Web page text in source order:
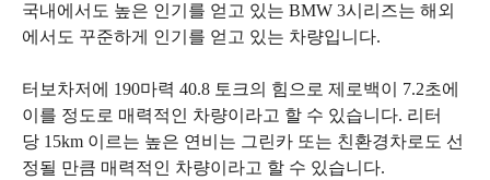
국내에서도 높은 인기를 얻고 있는 BMW 3시리즈는 해외
에서도 꾸준하게 인기를 얻고 있는 차량입니다.
터 보차저에 190마력 40.8 토크의 힘으로 제로백이 7.2초에
이를 정도로 매력적인 차량이라고 할 수 있습니다. 리터
당 15km 이르는 높은 연비는 그린카 또는 친환경차로도 선
정될 만큼 매력적인 차량이라고 할 수 있습니다.